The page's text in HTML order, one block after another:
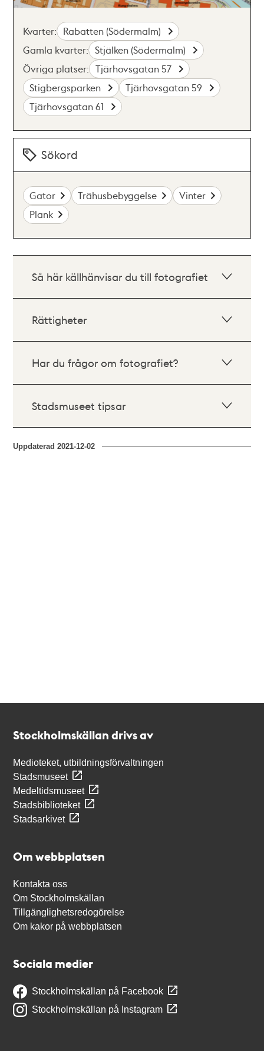
Kvarter: Rabatten (Södermalm)
Gamla kvarter: Stjälken (Södermalm)
Övriga platser: Tjärhovsgatan 57
Stigbergsparken
Tjärhovsgatan 59
Tjärhovsgatan 61
Sökord
Gator Trähusbebyggelse
Vinter
Plank
Så här källhänvisar du till fotografiet
Rättigheter
Har du frågor om fotografiet?
Stadsmuseet tipsar
Uppdaterad2021-12-02
Stockholmskällan drivs av
Medioteket, utbildningsförvaltningen
Stadsmuseet
Medeltidsmuseet
Stadsbiblioteket
Stadsarkivet
Om webbplatsen
Kontakta oss
Om Stockholmskällan
Tillgänglighetsredogörelse
Om kakor på webbplatsen
Sociala medier
Stockholmskällan på Facebook
Stockholmskällan på Instagram